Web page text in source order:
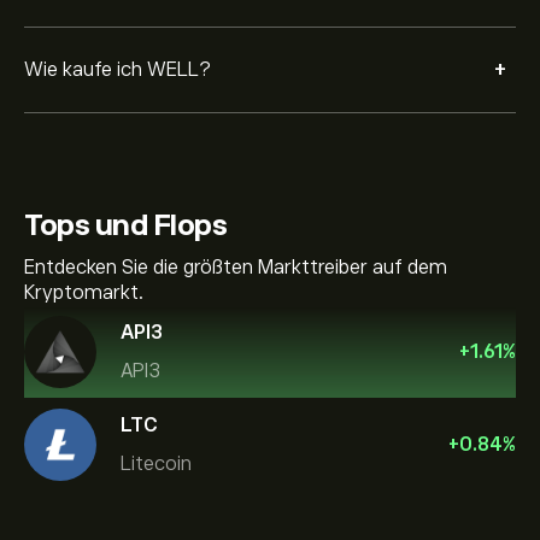
Wie kaufe ich WELL? +
Tops und Flops
Entdecken Sie die größten Markttreiber auf dem
Kryptomarkt.
API3
API3
+1.61%
LTC
Litecoin
+0.84%